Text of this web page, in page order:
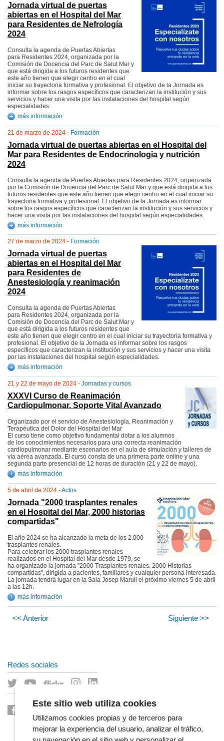
Jornada virtual de puertas
abiertas en el Hospital del Mar
para Residentes de Nefrología
2024
Consulta la agenda de Puertas Abiertas
para Residentes 2024, organizada por la
Comisión de Docencia del Parc de Salut Mar y
que está dirigida a los futuros residentes que
este año tienen que elegir centro en el cual
iniciar su trayectoria formativa y profesional. El objetivo de la Jornada es
informar sobre los rasgos específicos que caracterizan la institución y sus
servicios y hacer una visita por las instalaciones del hospital según
especialidades.
más información
21 de marzo de 2024 - Formación
Jornada virtual de puertas abiertas en el Hospital del
Mar para Residentes de Endocrinologia y nutrición
2024
Consulta la agenda de Puertas Abiertas para Residentes 2024, organizada
por la Comisión de Docencia del Parc de Salut Mar y que está dirigida a los
futuros residentes que este año tienen que elegir centro en el cual iniciar su
trayectoria formativa y profesional. El objetivo de la Jornada es informar
sobre los rasgos específicos que caracterizan la institución y sus servicios y
hacer una visita por las instalaciones del hospital según especialidades.
más información
27 de marzo de 2024 - Formación
Jornada virtual de puertas
abiertas en el Hospital del Mar
para Residentes de
Anestesiología y reanimación
2024
Consulta la agenda de Puertas Abiertas
para Residentes 2024, organizada por la
Comisión de Docencia del Parc de Salut Mar y
que está dirigida a los futuros residentes que
este año tienen que elegir centro en el cual iniciar su trayectoria formativa y
profesional. El objetivo de la Jornada es informar sobre los rasgos
específicos que caracterizan la institución y sus servicios y hacer una visita
por las instalaciones del hospital según especialidades.
más información
21 y 22 de mayo de 2024 - Jornadas y cursos
XXXVI Curso de Reanimación
Cardiopulmonar. Soporte Vital Avanzado
Organizado por el servicio de Anestesiología, Reanimación y
Terapéutica del Dolor del Hospital del Mar
El curso tiene como objetivo fundamental dotar a los alumnos
de los conocimientos necesarios para una correcta reanimación
cardiopulmonar mediante escenarios en el aula de simulación y talleres de
vía aérea avanzada. El curso consta de una primera parte online y una
segunda parte presencial de 12 horas de duración (21 y 22 de mayo).
más información
5 de abril de 2024 -Actos
Jornada "2000 trasplantes renales
en el Hospital del Mar, 2000 historias
compartidas"
El año 2024 se ha alcanzado la meta de los 2.000
trasplantes renales.
Para celebrar los 2000 trasplantes renales
realizados en el Hospital del Mar desde 1979, se
ha organizado la jornada "2000 Trasplantes renales. 2000 Historias
compartidas", dirigida a pacientes, familiares y cualquier persona interesada.
La jornada tendrá lugar en la Sala Josep Marull el próximo viernes 5 de abril
a las 12h.
más información
<< Anterior Siguiente >>
Redes sociales
Este sitio web utiliza cookies
Utilizamos cookies propias y de terceros para
mejorar la experiencia del usuario, analizar el tráfico,